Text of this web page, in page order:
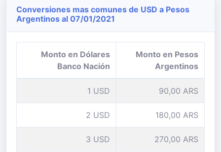
Conversiones mas comunes de USD a Pesos
Argentinos al 07/01/2021
Monto en Dólares
Banco Nación
Monto en Pesos
Argentinos
1 USD 90,00 ARS
2 USD 180,00 ARS
3 USD 270,00 ARS